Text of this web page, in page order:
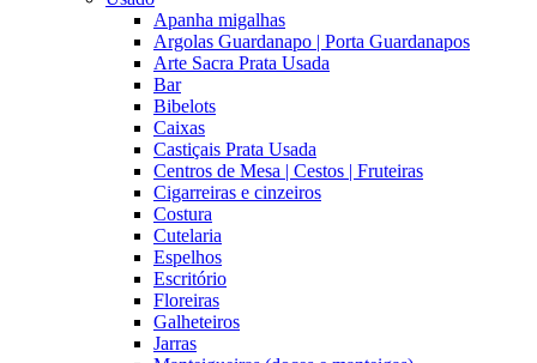
Apanha migalhas
Argolas Guardanapo | Porta Guardanapos
Arte Sacra Prata Usada
Bar
Bibelots
Caixas
Castiçais Prata Usada
Centros de Mesa | Cestos | Fruteiras
Cigarreiras e cinzeiros
Costura
Cutelaria
Espelhos
Escritório
Floreiras
Galheteiros
Jarras